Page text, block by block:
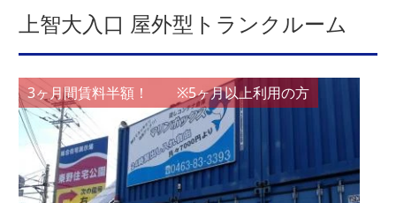
上智大入口 屋外型トランクルーム
3ヶ月間賃料半額！ ※5ヶ月以上利用の方